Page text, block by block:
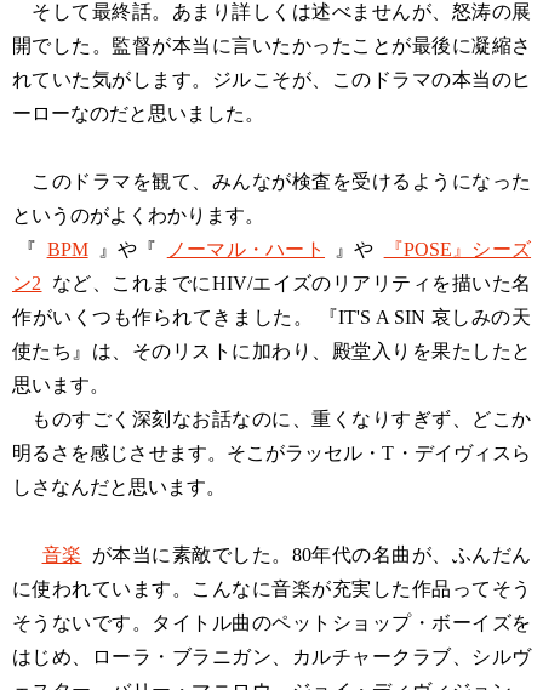
そして最終話。あまり詳しくは述べませんが、怒涛の展
開でした。監督が本当に言いたかったことが最後に凝縮さ
れていた気がします。ジルこそが、このドラマの本当のヒ
ーローなのだと思いました。
このドラマを観て、みんなが検査を受けるようになった
というのがよくわかります。
『 BPM 』や『 ノーマル・ハート 』や
『POSE』シーズ
ン2
など、これまでにHIV/エイズのリアリティを描いた名
作がいくつも作られてきました。 『IT'S A SIN 哀しみの天
使たち』は、そのリストに加わり、殿堂入りを果たしたと
思います。
ものすごく深刻なお話なのに、重くなりすぎず、どこか
明るさを感じさせます。そこがラッセル・T・デイヴィスら
しさなんだと思います。
音楽
が本当に素敵でした。80年代の名曲が、ふんだん
に使われています。こんなに音楽が充実した作品ってそう
そうないです。タイトル曲のペットショップ・ボーイズを
はじめ、ローラ・ブラニガン、カルチャークラブ、シルヴ